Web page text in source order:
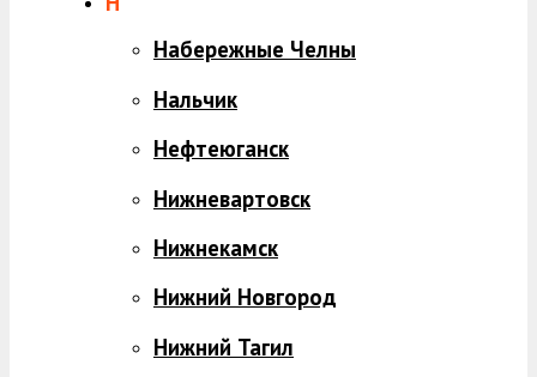
Набережные Челны
Нальчик
Нефтеюганск
Нижневартовск
Нижнекамск
Нижний Новгород
Нижний Тагил